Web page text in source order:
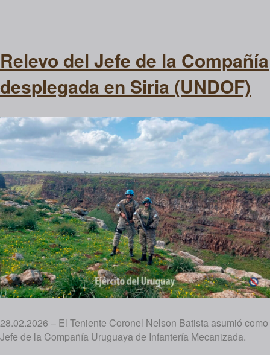
Relevo del Jefe de la Compañía
desplegada en Siria (UNDOF)
28.02.2026 – El Teniente Coronel Nelson Batista asumió como
Jefe de la Compañía Uruguaya de Infantería Mecanizada.